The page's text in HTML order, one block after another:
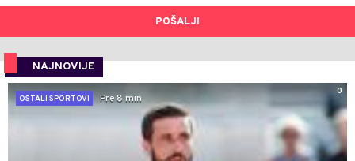
POŠALJI
NAJNOVIJE
0
OSTALI SPORTOVI
Pre 8 min